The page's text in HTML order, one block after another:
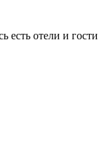
есть отели и